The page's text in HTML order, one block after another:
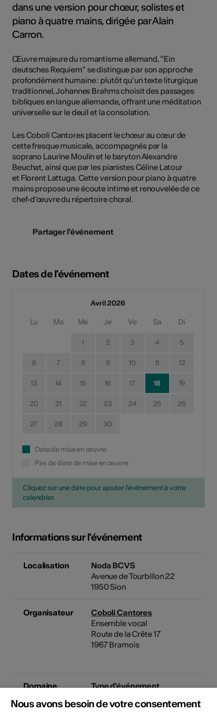
dans une version pour chœur, solistes et
piano à quatre mains, dirigée par Alain
Carron.
Œuvre majeure du romantisme allemand, "Ein
deutsches Requiem" se distingue par son approche
profondément humaine : plutôt qu’un texte liturgique
traditionnel, Johannes Brahms choisit des passages
bibliques en langue allemande, offrant une méditation
universelle sur le deuil et la consolation.
Les Coboli Cantores placent le chœur au cœur de
cette fresque musicale, accompagnés par la
soprano Laurine Moulin et le baryton Alexandre
Beuchat, ainsi que par les pianistes Céline Latour
et Florent Lattuga. Cette version pour piano à quatre
mains propose une écoute intime et renouvelée de ce
chef-d’œuvre du répertoire choral.
Partager l'événement
Dates de l'événement
Avril 2026
Lu Ma Me Je Ve Sa Di
1 2 3 4 5
6 7 8 9 10 11 12
13 14 15 16 17 18 19
20 21 22 23 24 25 26
27 28 29 30
Date de mise en œuvre
Pas de date de mise en œuvre
Cliquez sur une date pour ajouter l'événement à votre
calendrier.
Informations sur l'événement
Localisation
Noda BCVS
Avenue de Tourbillon 22
1950 Sion
Organisateur
Coboli Cantores
Ensemble vocal
Route de la Crête 17
1967 Bramois
Domaine
Type d'événement
Nous avons besoin de votre consentement